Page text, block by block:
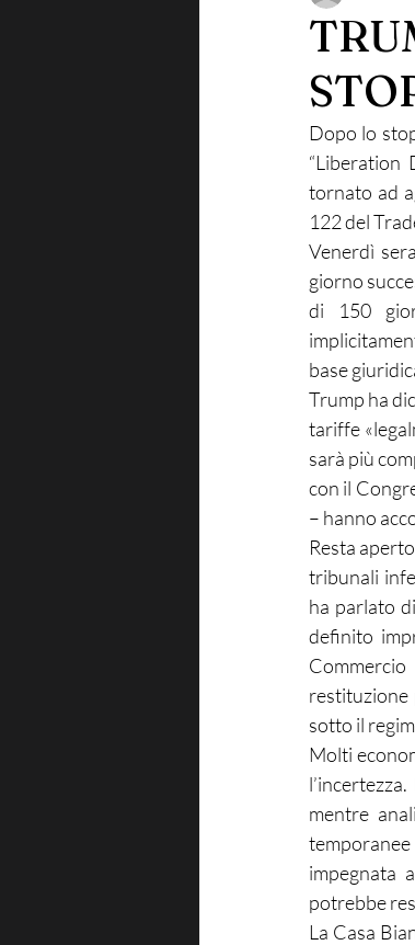
Dopo lo
“Liberation
tornato ad
122 del
Venerdì
giorno
di 150
base
Trump ha
tariffe
sarà più
con il
– hanno
Resta
tribunali
ha parlato
definito
restituzione
sotto il
Molti
mentre
impegnata
potrebbe
La Casa